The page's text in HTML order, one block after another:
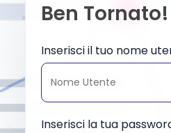
Ben
Inserisci il tuo nome
Inserisci la tua